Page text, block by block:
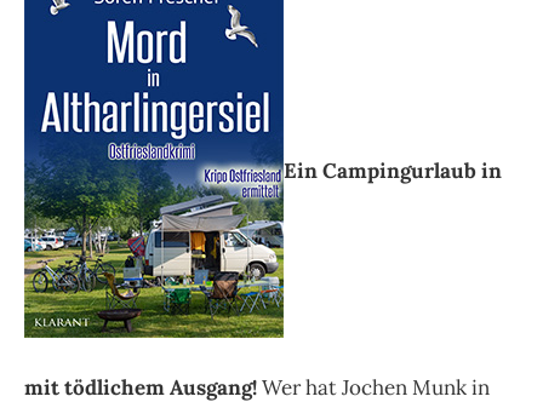
Ein Campingurlaub in
mit tödlichem Ausgang!Wer hat Jochen Munk in